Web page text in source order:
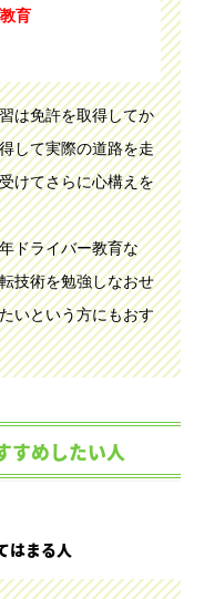
育
は免許を取得してか
して実際の道路を走
けてさらに心構えを
ドライバー教育な
技術を勉強しなおせ
いという方にもおす
すめしたい人
はまる人